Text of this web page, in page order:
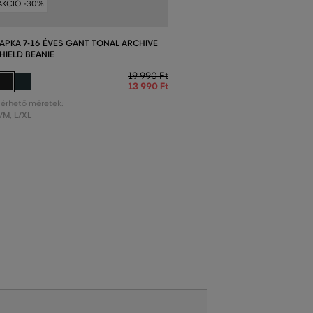
-30%
7-16 ÉVES GANT TONAL ARCHIVE
BEANIE
19 990 Ft
13 990 Ft
méretek:
M, L/XL